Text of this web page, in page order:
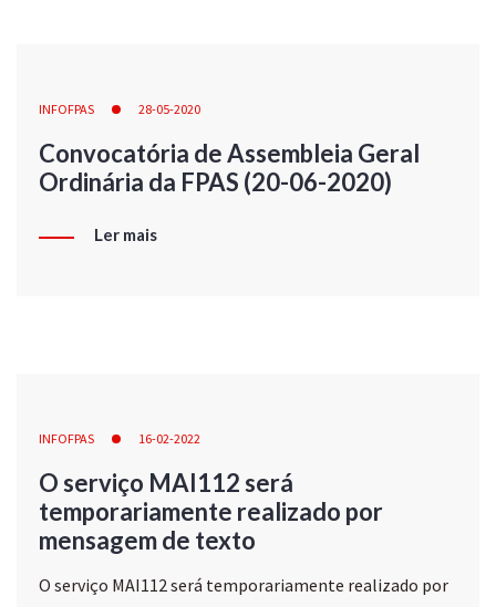
INFOFPAS 28-05-2020
Convocatória de Assembleia Geral
Ordinária da FPAS (20-06-2020)
Ler mais
INFOFPAS 16-02-2022
O serviço MAI112 será
temporariamente realizado por
mensagem de texto
O serviço MAI112 será temporariamente realizado por